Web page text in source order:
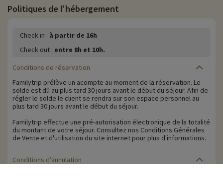
Politiques de l'hébergement
Check in : à partir de 16h
Check out : entre 8h et 10h.
Conditions de réservation
Familytrip prélève un acompte au moment de la réservation. Le
solde est dû au plus tard 30 jours avant le début du séjour. Afin de
régler le solde le client se rendra sur son espace personnel au
plus tard 30 jours avant le début du séjour.
Familytrip effectue une pré-autorisation électronique de la totalité
du montant de votre séjour. Consultez nos Conditions Générales
de Vente et d'utilisation du site internet pour plus d'informations.
Conditions d’annulation